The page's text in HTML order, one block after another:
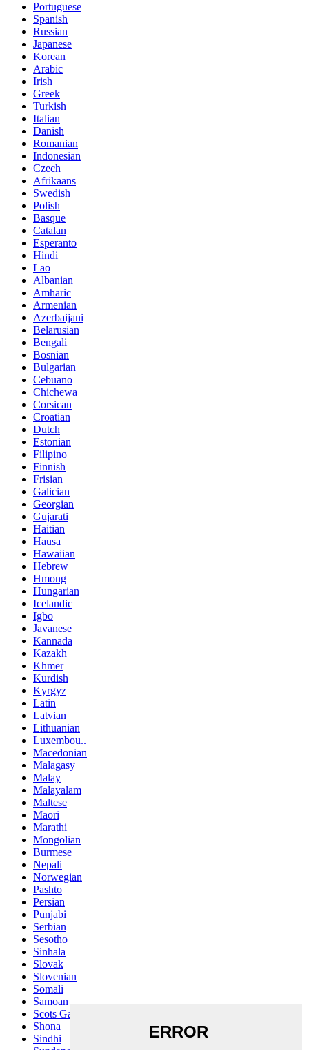
Portuguese
Spanish
Russian
Japanese
Korean
Arabic
Irish
Greek
Turkish
Italian
Danish
Romanian
Indonesian
Czech
Afrikaans
Swedish
Polish
Basque
Catalan
Esperanto
Hindi
Lao
Albanian
Amharic
Armenian
Azerbaijani
Belarusian
Bengali
Bosnian
Bulgarian
Cebuano
Chichewa
Corsican
Croatian
Dutch
Estonian
Filipino
Finnish
Frisian
Galician
Georgian
Gujarati
Haitian
Hausa
Hawaiian
Hebrew
Hmong
Hungarian
Icelandic
Igbo
Javanese
Kannada
Kazakh
Khmer
Kurdish
Kyrgyz
Latin
Latvian
Lithuanian
Luxembou..
Macedonian
Malagasy
Malay
Malayalam
Maltese
Maori
Marathi
Mongolian
Burmese
Nepali
Norwegian
Pashto
Persian
Punjabi
Serbian
Sesotho
Sinhala
Slovak
Slovenian
Somali
Samoan
Scots Gaelic
Shona
Sindhi